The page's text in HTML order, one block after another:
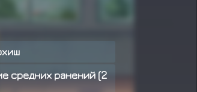
средних ранений (2